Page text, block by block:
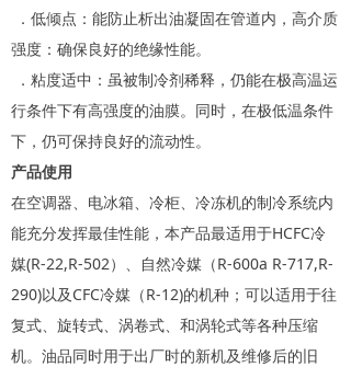
．低倾点：能防止析出油凝固在管道内，高介质
强度：确保良好的绝缘性能。
．粘度适中：虽被制冷剂稀释，仍能在极高温运
行条件下有高强度的油膜。同时，在极低温条件
下，仍可保持良好的流动性。
产品使用
在空调器、电冰箱、冷柜、冷冻机的制冷系统内
能充分发挥最佳性能，本产品最适用于HCFC冷
媒(R-22,R-502）、自然冷媒（R-600a R-717,R-
290)以及CFC冷媒（R-12)的机种；可以适用于往
复式、旋转式、涡卷式、和涡轮式等各种压缩
机。油品同时用于出厂时的新机及维修后的旧